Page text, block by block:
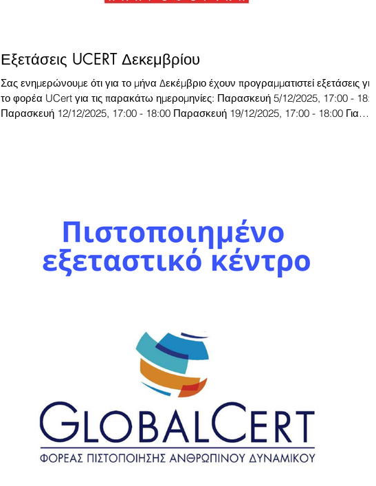
Εξετάσεις UCERT Δεκεμβρίου
Σας ενημερώνουμε ότι για το μήνα Δεκέμβριο έχουν προγραμματιστεί εξετάσεις γιατ
το φορέα UCert για τις παρακάτω ημερομηνίες: Παρασκευή 5/12/2025, 17:00 - 18:00
Παρασκευή 12/12/2025, 17:00 - 18:00 Παρασκευή 19/12/2025, 17:00 - 18:00 Για